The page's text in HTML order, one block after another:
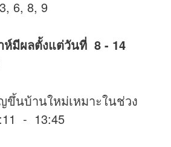
6, 8, 9
ห์มีผลตั้งแต่วันที่ 8 - 14
นบ้านใหม่เหมาะในช่วง
13:45